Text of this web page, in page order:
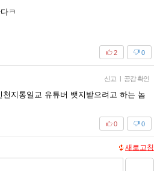
ㅋ
0
2
신고 | 공감 확인
지통일교 유튜버 뱃지받으려고 하는 놈
0
0
새로고침